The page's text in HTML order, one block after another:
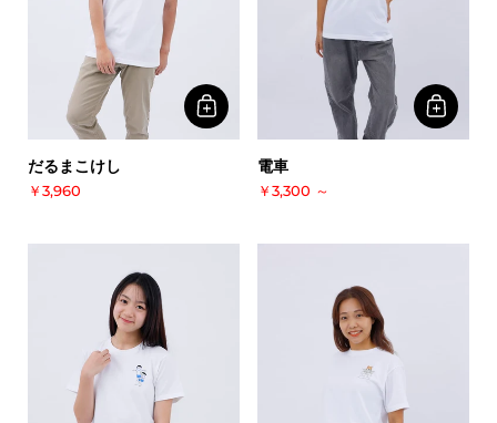
だるまこけし
￥3,960
電車
￥3,300 ～